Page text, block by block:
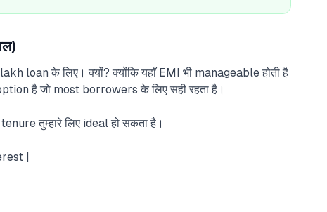
loan के लिए। क्यों? क्योंकि यहाँ EMI भी manageable होती है
है जो most borrowers के लिए सही रहता है।
तुम्हारे लिए ideal हो सकता है।
|